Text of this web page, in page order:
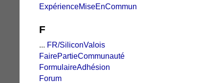
ExpérienceMiseEnCommun
F
... FR/SiliconValois
FairePartieCommunauté
FormulaireAdhésion
Forum